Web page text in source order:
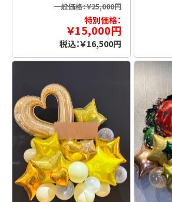
一般価格：￥25,000円
特別価格：
￥15,000円
税込：￥16,500円